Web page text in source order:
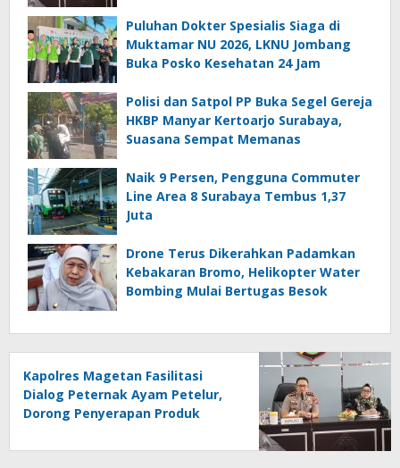
Puluhan Dokter Spesialis Siaga di
Muktamar NU 2026, LKNU Jombang
Buka Posko Kesehatan 24 Jam
Polisi dan Satpol PP Buka Segel Gereja
HKBP Manyar Kertoarjo Surabaya,
Suasana Sempat Memanas
Naik 9 Persen, Pengguna Commuter
Line Area 8 Surabaya Tembus 1,37
Juta
Drone Terus Dikerahkan Padamkan
Kebakaran Bromo, Helikopter Water
Bombing Mulai Bertugas Besok
Kapolres Magetan Fasilitasi
Dialog Peternak Ayam Petelur,
Dorong Penyerapan Produk